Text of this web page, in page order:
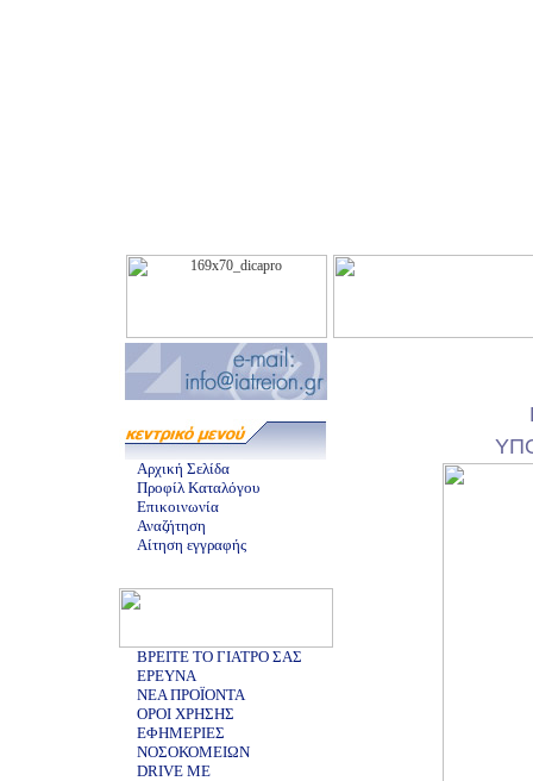
Αρχική Σελίδα
Προφίλ Καταλόγου
Επικοινωνία
Αναζήτηση
Αίτηση εγγραφής
ΒΡΕΙΤΕ ΤΟ ΓΙΑΤΡΟ ΣΑΣ
ΕΡΕΥΝΑ
ΝΕΑ ΠΡΟΪΟΝΤΑ
ΟΡΟΙ ΧΡΗΣΗΣ
ΕΦΗΜΕΡΙΕΣ
ΝΟΣΟΚΟΜΕΙΩΝ
DRIVE ME